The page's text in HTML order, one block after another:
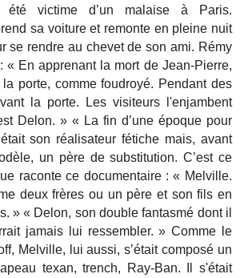
été victime d’un malaise à Paris.
sa voiture et remonte en pleine nuit
se rendre au chevet de son ami. Rémy
« En apprenant la mort de Jean-Pierre,
porte, comme foudroyé. Pendant des
la porte. Les visiteurs l'enjambent
Delon. » « La fin d’une époque pour
son réalisateur fétiche mais, avant
un père de substitution. C’est ce
raconte ce documentaire : « Melville.
deux frères ou un père et son fils en
» « Delon, son double fantasmé dont il
jamais lui ressembler. » Comme le
Melville, lui aussi, s’était composé un
texan, trench, Ray-Ban. Il s'était